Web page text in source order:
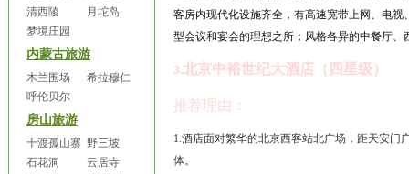
清西陵
月坨岛
梦境庄园
内蒙古旅游
木兰围场
希拉穆仁
呼伦贝尔
房山旅游
十渡孤山寨 野三坡
石花洞
云居寺
客房内现代化设施齐全，有高速宽带上网、电
型会议和宴会的理想之所；风格各异的中餐厅
3.北京中裕世纪大酒店（四星级）
推荐理由：
1.酒店面对繁华的北京西客站北广场，距天安门
体。